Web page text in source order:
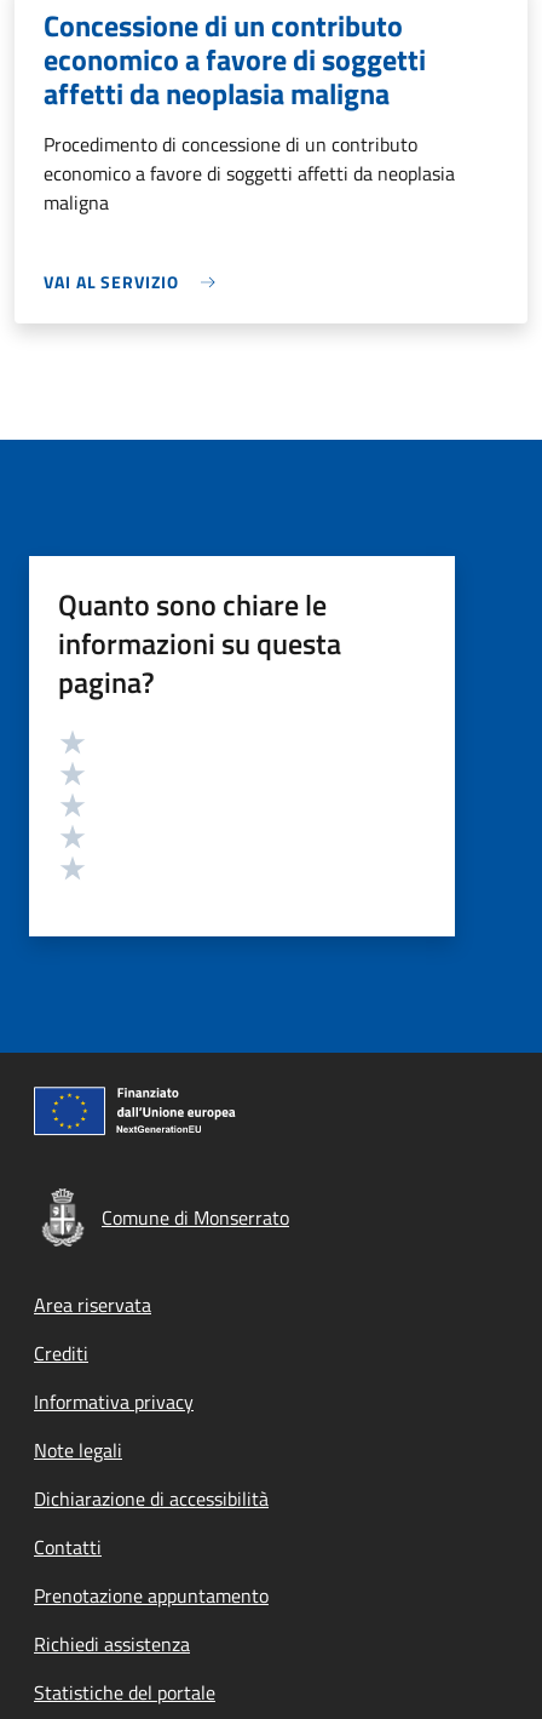
Concessione di un contributo
economico a favore di soggetti
affetti da neoplasia maligna
Procedimento di concessione di un contributo
economico a favore di soggetti affetti da neoplasia
maligna
VAI AL SERVIZIO
Quanto sono chiare le
informazioni su questa
pagina?
Valutazione
Comune di Monserrato
Footer menu
Area riservata
Crediti
Informativa privacy
Note legali
Dichiarazione di accessibilità
Contatti
Prenotazione appuntamento
Richiedi assistenza
Statistiche del portale